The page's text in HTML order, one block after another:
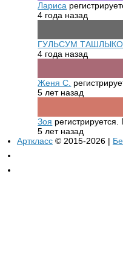
Лариса
4 года назад
ГУЛЬСУМ
4 года назад
Женя С.
5 лет назад
Зоя
5 лет назад
Арткласс © 2015-2026 |